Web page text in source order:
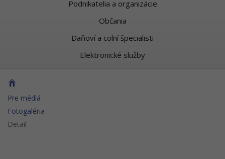
Podnikatelia a organizácie
Občania
Daňoví a colní špecialisti
Elektronické služby
Pre médiá
Fotogaléria
Detail